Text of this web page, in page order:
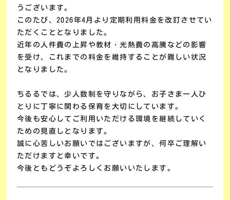
うございます。
このたび、2026年4月より定期利用料金を改訂させてい
ただくこととなりました。
近年の人件費の上昇や教材・光熱費の高騰などの影響
を受け、これまでの料金を維持することが難しい状況
となりました。
ちるるでは、少人数制を守りながら、お子さま一人ひ
とりに丁寧に関わる保育を大切にしています。
今後も安心してご利用いただける環境を継続していく
ための見直しとなります。
誠に心苦しいお願いではございますが、何卒ご理解い
ただけますと幸いです。
今後ともどうぞよろしくお願いいたします。